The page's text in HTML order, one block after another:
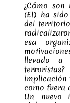
¿Cómo
(EI) ha
del territorio
esa
llevado a
implicación
como fuera
Un
nuevo